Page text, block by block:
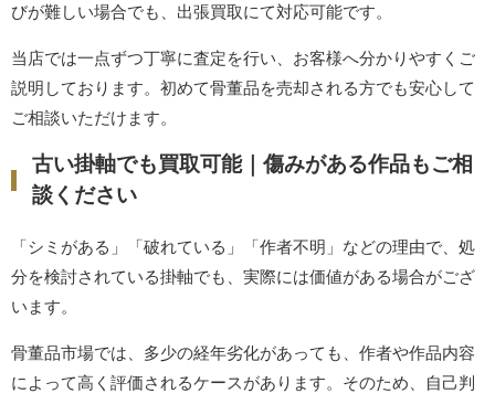
びが難しい場合でも、出張買取にて対応可能です。
当店では一点ずつ丁寧に査定を行い、お客様へ分かりやすくご
説明しております。初めて骨董品を売却される方でも安心して
ご相談いただけます。
古い掛軸でも買取可能｜傷みがある作品もご相
談ください
「シミがある」「破れている」「作者不明」などの理由で、処
分を検討されている掛軸でも、実際には価値がある場合がござ
います。
骨董品市場では、多少の経年劣化があっても、作者や作品内容
によって高く評価されるケースがあります。そのため、自己判